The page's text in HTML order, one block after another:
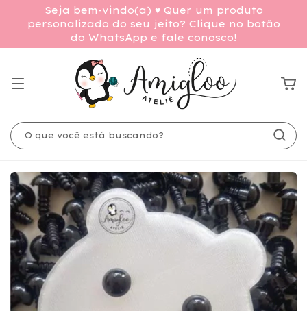
Seja bem-vindo(a) ♥ Quer um produto
personalizado do seu jeito? Clique no botão
do WhatsApp e fale conosco!